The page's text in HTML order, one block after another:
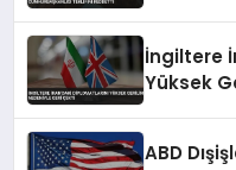
İngiltere
Yüksek
ABD